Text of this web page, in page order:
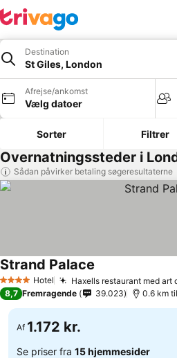
Destination
St Giles, London
Afrejse/ankomst
Vælg datoer
Sorter Filtrer
Overnatningssteder i
Sådan påvirker betaling søgeresultaterne
4 StjernerHotel Haxells restaurant med art
Strand Palace
8,7 Fremragende 39.023 0.6 km
Af 1.172 kr.
Se priser fra 15 hjemmesider